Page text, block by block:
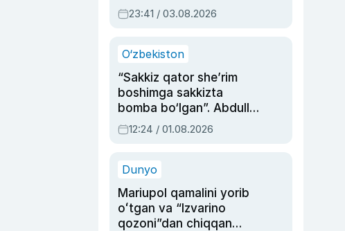
ayolga sud hukmi o‘qildi
23:41 / 03.08.2026
O‘zbekiston
“Sakkiz qator she’rim
boshimga sakkizta
bomba bo‘lgan”. Abdulla
Oripovni siyosiy
ayblovlardan asrab
12:24 / 01.08.2026
Dunyo
Mariupol qamalini yorib
oʻtgan va “Izvarino
qozoni”dan chiqqan